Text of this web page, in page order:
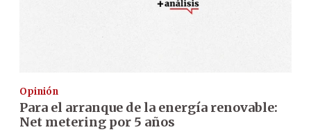
Opinión
Para el arranque de la energía renovable:
Net metering por 5 años